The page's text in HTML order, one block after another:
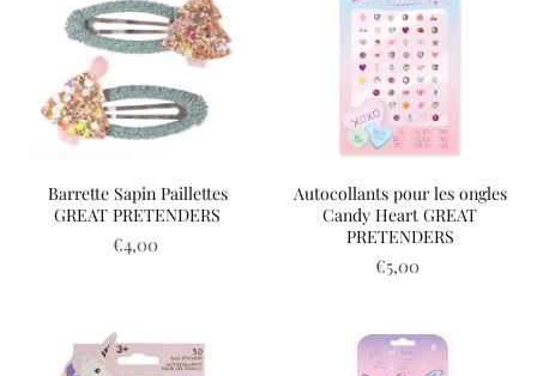
Barrette Sapin Paillettes
GREAT PRETENDERS
€4,00
Autocollants pour les ongles
Candy Heart GREAT
PRETENDERS
€5,00